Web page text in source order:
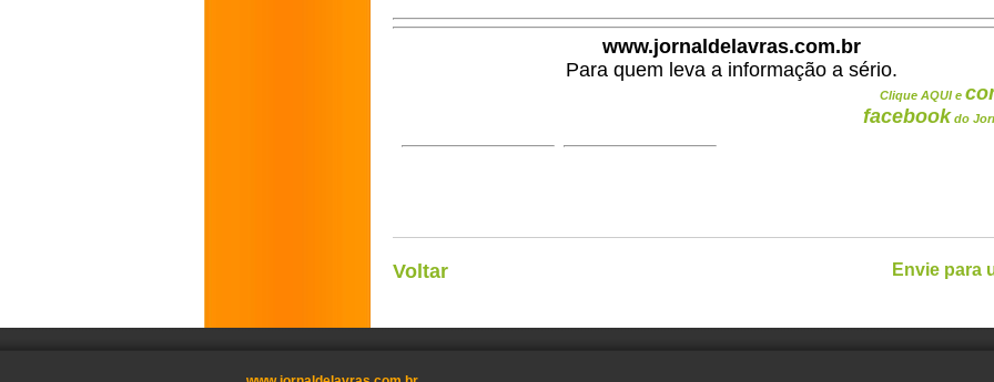
www.jornaldelavras.com.br
Para quem leva a informação a sério.
Clique AQUI e
facebook do
Voltar Envie para